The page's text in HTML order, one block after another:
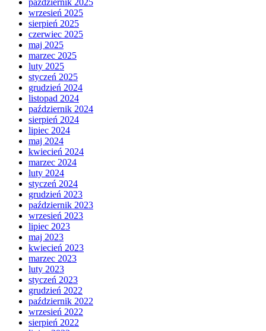
październik 2025
wrzesień 2025
sierpień 2025
czerwiec 2025
maj 2025
marzec 2025
luty 2025
styczeń 2025
grudzień 2024
listopad 2024
październik 2024
sierpień 2024
lipiec 2024
maj 2024
kwiecień 2024
marzec 2024
luty 2024
styczeń 2024
grudzień 2023
październik 2023
wrzesień 2023
lipiec 2023
maj 2023
kwiecień 2023
marzec 2023
luty 2023
styczeń 2023
grudzień 2022
październik 2022
wrzesień 2022
sierpień 2022